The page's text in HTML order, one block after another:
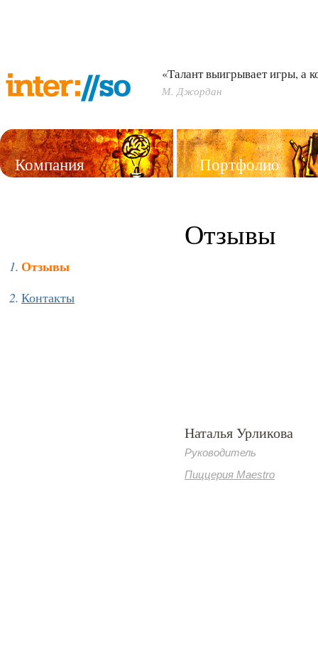
«Талант выигрывает игры, а
М. Джордан
Компания Портфолио
Отзывы
Контакты
Отзывы
Наталья Урликова
Руководитель
Пиццерия Maestro